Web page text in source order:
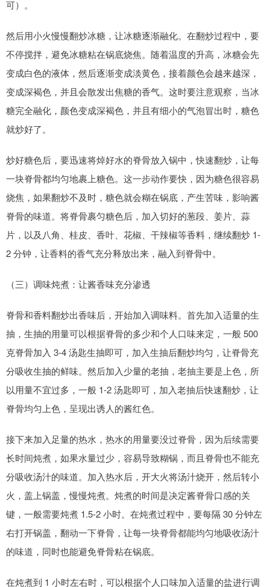
可）。
然后用小火慢慢翻炒冰糖，让冰糖逐渐融化。在翻炒过程中，要
不停搅拌，避免冰糖粘在锅底烧焦。随着温度的升高，冰糖会先
变成白色的液体，然后逐渐变成淡黄色，接着颜色会越来越深，
变成深褐色，并且会散发出焦糖的香气。这时要注意观察，当冰
糖完全融化，颜色变成深褐色，并且有细小的气泡冒出时，糖色
就炒好了。
炒好糖色后，要迅速将焯好水的脊骨放入锅中，快速翻炒，让每
一块脊骨都均匀地裹上糖色。这一步动作要快，因为糖色很容易
烧焦，如果翻炒不及时，糖色就会糊在锅底，产生苦味，影响酱
脊骨的味道。将脊骨裹匀糖色后，加入切好的葱段、姜片、蒜
片，以及八角、桂皮、香叶、花椒、干辣椒等香料，继续翻炒 1-
2 分钟，让香料的香气充分释放出来，融入到脊骨中。
（三）调味炖煮：让酱香味充分渗透
脊骨和香料翻炒出香味后，开始加入调味料。首先加入适量的生
抽，生抽的用量可以根据脊骨的多少和个人口味来定，一般 500
克脊骨加入 3-4 汤匙生抽即可，加入生抽后翻炒均匀，让脊骨充
分吸收生抽的鲜味。然后加入少量的老抽，老抽主要是上色，所
以用量不宜过多，一般 1-2 汤匙即可，加入老抽后快速翻炒，让
脊骨均匀上色，呈现出诱人的酱红色。
接下来加入足量的热水，热水的用量要没过脊骨，因为后续需要
长时间炖煮，如果水量过少，容易导致糊锅，而且脊骨也不能充
分吸收汤汁的味道。加入热水后，开大火将汤汁烧开，然后转小
火，盖上锅盖，慢慢炖煮。炖煮的时间是决定酱脊骨口感的关
键，一般需要炖煮 1.5-2 小时。在炖煮过程中，要每隔 30 分钟左
右打开锅盖，翻动一下脊骨，让每一块脊骨都能均匀地吸收汤汁
的味道，同时也能避免脊骨粘在锅底。
在炖煮到 1 小时左右时，可以根据个人口味加入适量的盐进行调